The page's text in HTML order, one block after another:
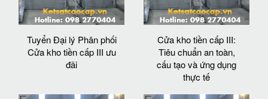
Tuyển Đại lý Phân phối
Cửa kho tiền cấp III ưu
đãi
Cửa kho tiền cấp III:
Tiêu chuẩn an toàn,
cấu tạo và ứng dụng
thực tế